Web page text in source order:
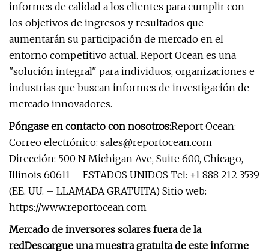
informes de calidad a los clientes para cumplir con
los objetivos de ingresos y resultados que
aumentarán su participación de mercado en el
entorno competitivo actual. Report Ocean es una
"solución integral" para individuos, organizaciones e
industrias que buscan informes de investigación de
mercado innovadores.
Póngase en contacto con nosotros:Report Ocean:
Correo electrónico: sales@reportocean.com
Dirección: 500 N Michigan Ave, Suite 600, Chicago,
Illinois 60611 – ESTADOS UNIDOS Tel: +1 888 212 3539
(EE. UU. – LLAMADA GRATUITA) Sitio web:
https://www.reportocean.com
Mercado de inversores solares fuera de la
redDescargue una muestra gratuita de este informe